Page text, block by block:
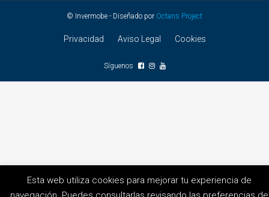
© Invermobe - Diseñado por Octans Project
Privacidad Aviso Legal Cookies
Síguenos
Esta web utiliza cookies para mejorar tu experiencia de